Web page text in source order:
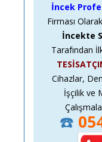
İncek
Firması Olarak
İncekte
Tarafından
Cihazlar,
İşçilik ve
☎️